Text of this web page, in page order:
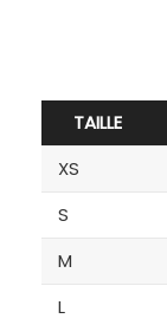
TAILLE
XS
S
M
L